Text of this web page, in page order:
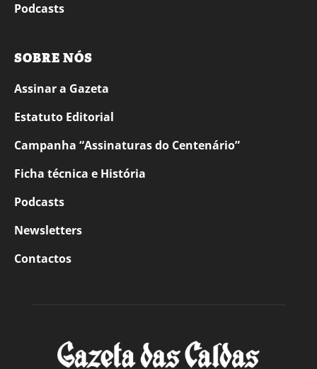
Podcasts
SOBRE NÓS
Assinar a Gazeta
Estatuto Editorial
Campanha “Assinaturas do Centenário”
Ficha técnica e História
Podcasts
Newsletters
Contactos